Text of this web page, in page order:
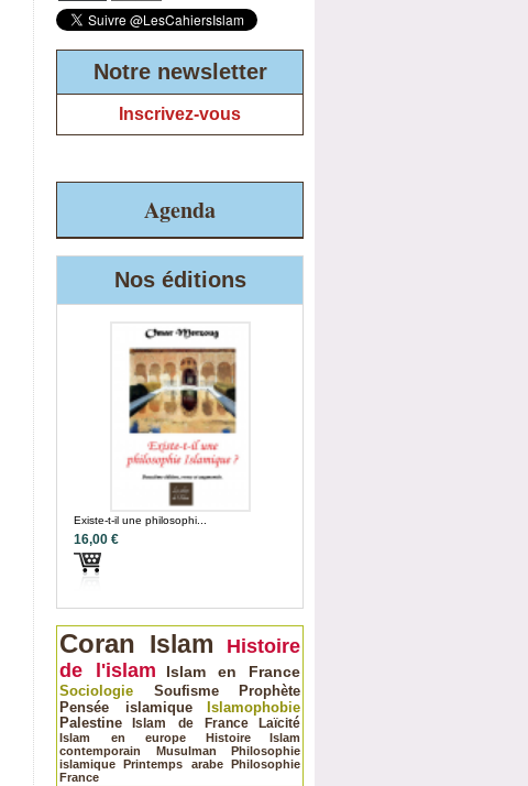
Notre newsletter
Inscrivez-vous
Agenda
Nos éditions
Existe-t-il une philosophi...
16,00 €
Coran Islam
Histoire
de l'islam
Islam en France
Sociologie Soufisme
Prophète
Pensée islamique
Islamophobie
Palestine Islam de France
Laïcité
Islam en europe
Histoire
Islam
contemporain
Musulman
Philosophie
islamique Printemps arabe Philosophie
France